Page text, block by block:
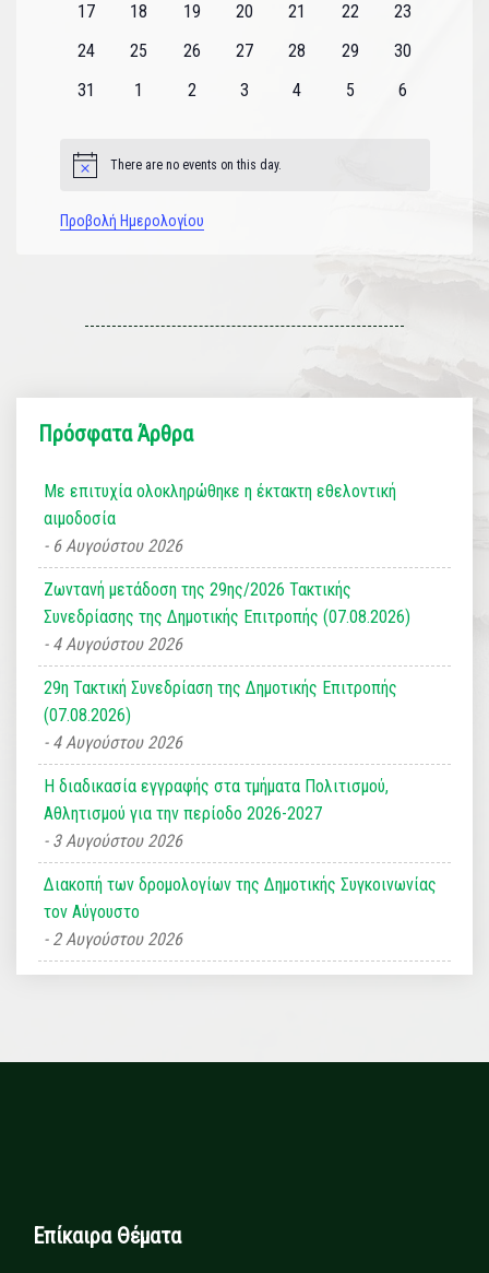
0
17
0
18
0
19
0
20
0
21
0
22
0
23
0
24
0
25
0
26
0
27
0
28
0
29
0
30
0
31
0
1
0
2
0
3
0
4
0
5
0
6
Notice There are no events on this day.
Προβολή Ημερολογίου
Πρόσφατα Άρθρα
Με επιτυχία ολοκληρώθηκε η έκτακτη εθελοντική
αιμοδοσία
6 Αυγούστου 2026
Ζωντανή μετάδοση της 29ης/2026 Τακτικής
Συνεδρίασης της Δημοτικής Επιτροπής (07.08.2026)
4 Αυγούστου 2026
29η Τακτική Συνεδρίαση της Δημοτικής Επιτροπής
(07.08.2026)
4 Αυγούστου 2026
Η διαδικασία εγγραφής στα τμήματα Πολιτισμού,
Αθλητισμού για την περίοδο 2026-2027
3 Αυγούστου 2026
Διακοπή των δρομολογίων της Δημοτικής Συγκοινωνίας
τον Αύγουστο
2 Αυγούστου 2026
Επίκαιρα Θέματα